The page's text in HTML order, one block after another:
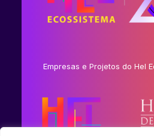
Empresas e Projetos do Hel